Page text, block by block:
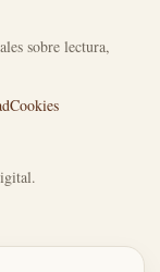
sobre lectura,
Cookies